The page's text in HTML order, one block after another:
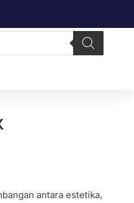
antara estetika,